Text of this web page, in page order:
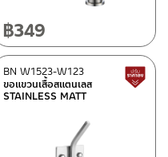
฿349
สินค้าลดราคา เคลียร์สต็อก
ขอแขวนเสื้อสแตนเลส
STAINLESS MATT
BN W1523-W123